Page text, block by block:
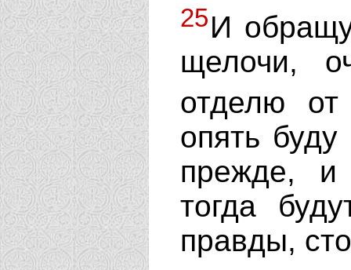
25И
щелочи,
отделю
опять буду
прежде, и
тогда
правды,